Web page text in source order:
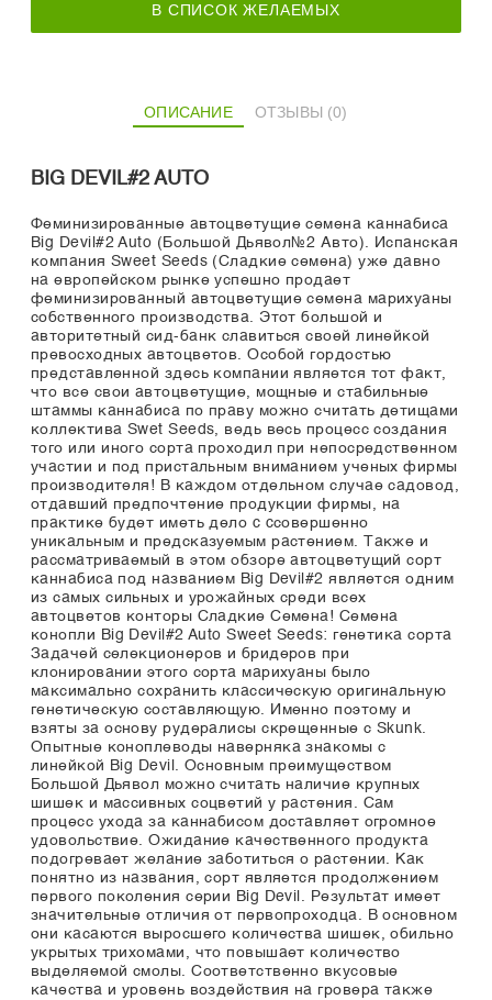
В СПИСОК ЖЕЛАЕМЫХ
ОПИСАНИЕ ОТЗЫВЫ (0)
BIG DEVIL#2 AUTO
Феминизированные автоцветущие семена каннабиса
Big Devil#2 Auto (Большой Дьявол№2 Авто). Испанская
компания Sweet Seeds (Сладкие семена) уже давно
на европейском рынке успешно продает
феминизированный автоцветущие семена марихуаны
собственного производства. Этот большой и
авторитетный сид-банк славиться своей линейкой
превосходных автоцветов. Особой гордостью
представленной здесь компании является тот факт,
что все свои автоцветущие, мощные и стабильные
штаммы каннабиса по праву можно считать детищами
коллектива Swet Seeds, ведь весь процесс создания
того или иного сорта проходил при непосредственном
участии и под пристальным вниманием ученых фирмы
производителя! В каждом отдельном случае садовод,
отдавший предпочтение продукции фирмы, на
практике будет иметь дело c cсовершенно
уникальным и предсказуемым растением. Также и
рассматриваемый в этом обзоре автоцветущий сорт
каннабиса под названием Big Devil#2 является одним
из самых сильных и урожайных среди всех
автоцветов конторы Сладкие Семена! Семена
конопли Big Devil#2 Auto Sweet Seeds: генетика сорта
Задачей селекционеров и бридеров при
клонировании этого сорта марихуаны было
максимально сохранить классическую оригинальную
генетическую составляющую. Именно поэтому и
взяты за основу рудералисы скрещенные с Skunk.
Опытные коноплеводы наверняка знакомы с
линейкой Big Devil. Основным преимуществом
Большой Дьявол можно считать наличие крупных
шишек и массивных соцветий у растения. Сам
процесс ухода за каннабисом доставляет огромное
удовольствие. Ожидание качественного продукта
подогревает желание заботиться о растении. Как
понятно из названия, сорт является продолжением
первого поколения серии Big Devil. Результат имеет
значительные отличия от первопроходца. В основном
они касаются выросшего количества шишек, обильно
укрытых трихомами, что повышает количество
выделяемой смолы. Соответственно вкусовые
качества и уровень воздействия на гровера также